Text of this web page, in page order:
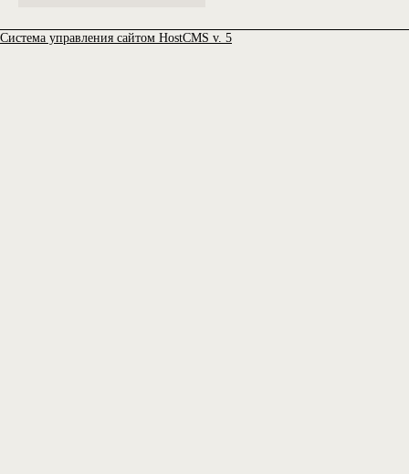
Система управления сайтом HostCMS v. 5